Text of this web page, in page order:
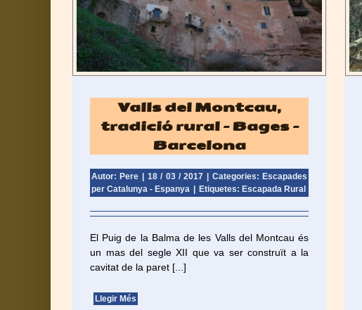
Valls del Montcau,
tradició rural – Bages –
Barcelona
Autor: Pere 18 / 03 / 2017 Categories: Escapades
per Catalunya - Espanya
Etiquetes: Escapada Rural
El Puig de la Balma de les Valls del Montcau és
un mas del segle XII que va ser construït a la
cavitat de la paret [...]
Llegir Més
Sant Jaume d’Enveja, poble del Delta – Tarragona
Escapades per Catalunya - Espanya